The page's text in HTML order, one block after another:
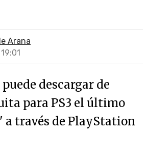
Arana
descargar de
para PS3 el último
a través de PlayStation